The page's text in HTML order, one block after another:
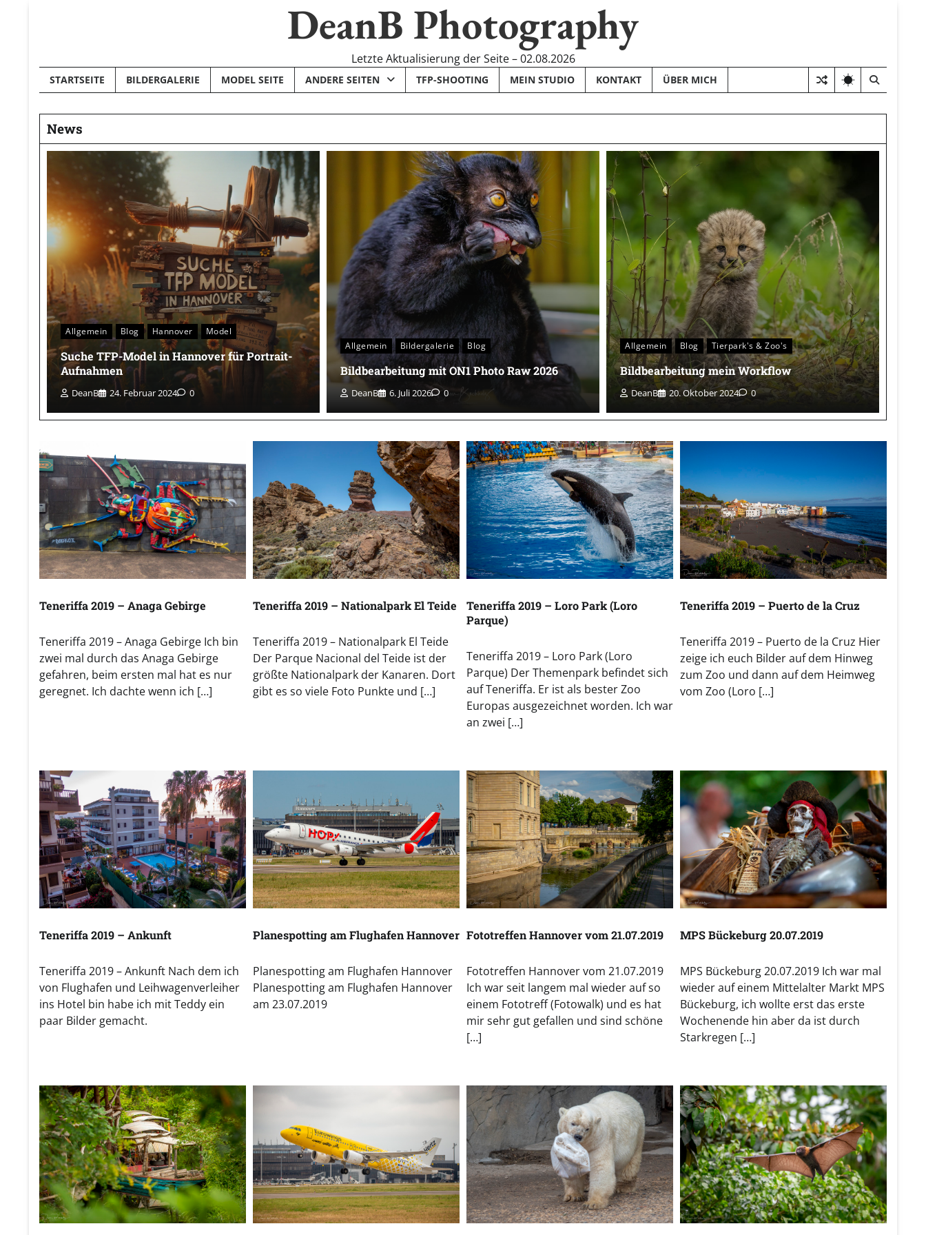
DeanB Photography
Letzte Aktualisierung der Seite – 02.08.2026
STARTSEITE BILDERGALERIE MODEL SEITE ANDERE SEITEN TFP-SHOOTING MEIN STUDIO KONTAKT ÜBER MICH
News
Allgemein Blog Hannover Model
Suche TFP-Model in Hannover für Portrait-
Aufnahmen
DeanB 24. Februar 2024 0
Allgemein Bildergalerie Blog
Bildbearbeitung mit ON1 Photo Raw 2026
DeanB 6. Juli 2026 0
Allgemein Blog Tierpark's & Zoo's
Bildbearbeitung mein Workflow
DeanB 20. Oktober 2024 0
Teneriffa 2019 – Anaga Gebirge
Teneriffa 2019 – Anaga Gebirge Ich bin
zwei mal durch das Anaga Gebirge
gefahren, beim ersten mal hat es nur
geregnet. Ich dachte wenn ich […]
Teneriffa 2019 – Nationalpark El Teide
Teneriffa 2019 – Nationalpark El Teide
Der Parque Nacional del Teide ist der
größte Nationalpark der Kanaren. Dort
gibt es so viele Foto Punkte und […]
Teneriffa 2019 – Loro Park (Loro
Parque)
Teneriffa 2019 – Loro Park (Loro
Parque) Der Themenpark befindet sich
auf Teneriffa. Er ist als bester Zoo
Europas ausgezeichnet worden. Ich war
an zwei […]
Teneriffa 2019 – Puerto de la Cruz
Teneriffa 2019 – Puerto de la Cruz Hier
zeige ich euch Bilder auf dem Hinweg
zum Zoo und dann auf dem Heimweg
vom Zoo (Loro […]
Teneriffa 2019 – Ankunft
Teneriffa 2019 – Ankunft Nach dem ich
von Flughafen und Leihwagenverleiher
ins Hotel bin habe ich mit Teddy ein
paar Bilder gemacht.
Planespotting am Flughafen Hannover
Planespotting am Flughafen Hannover
Planespotting am Flughafen Hannover
am 23.07.2019
Fototreffen Hannover vom 21.07.2019
Fototreffen Hannover vom 21.07.2019
Ich war seit langem mal wieder auf so
einem Fototreff (Fotowalk) und es hat
mir sehr gut gefallen und sind schöne
[…]
MPS Bückeburg 20.07.2019
MPS Bückeburg 20.07.2019 Ich war mal
wieder auf einem Mittelalter Markt MPS
Bückeburg, ich wollte erst das erste
Wochenende hin aber da ist durch
Starkregen […]